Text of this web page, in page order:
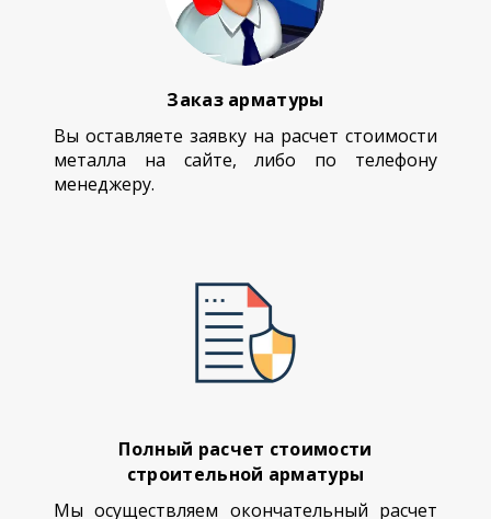
Заказ арматуры
Вы оставляете заявку на расчет стоимости
металла на сайте, либо по телефону
менеджеру.
Полный расчет стоимости
строительной арматуры
Мы осуществляем окончательный расчет